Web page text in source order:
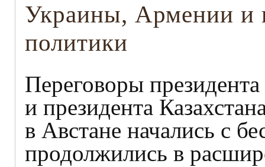
Украины, Армении и
политики
Переговоры
и президента
в Австане начались с
продолжились в